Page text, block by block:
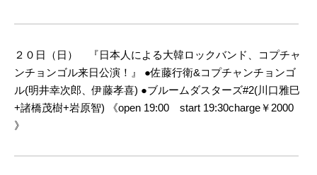
２０日（日） 『日本人による大韓ロックバンド、コプチャ
ンチョンゴル来日公演！』
●佐藤行衛&コプチャンチョンゴ
ル(明井幸次郎、伊藤孝喜) ●ブルームダスターズ#2(川口雅巳
+諸橋茂樹+岩原智) 《open 19:00 start 19:30charge￥2000
》